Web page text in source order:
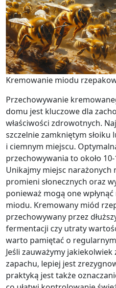
Kremowanie miodu
Przechowywanie
domu jest kluczowe dla
właściwości zdrowotnych.
szczelnie zamkniętym słoiku
i ciemnym miejscu.
przechowywania to około
Unikajmy miejsc narażonych
promieni słonecznych oraz
ponieważ mogą one
miodu. Kremowany miód
przechowywany przez
fermentacji czy utraty
warto pamiętać o
Jeśli zauważymy
zapachu, lepiej jest
praktyką jest także